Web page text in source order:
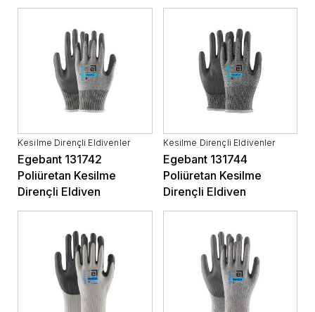
Kesilme Dirençli Eldivenler
Egebant 131742
Poliüretan Kesilme
Dirençli Eldiven
Kesilme Dirençli Eldivenler
Egebant 131744
Poliüretan Kesilme
Dirençli Eldiven